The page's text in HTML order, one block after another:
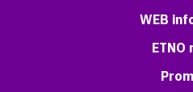
WEB
ETNO